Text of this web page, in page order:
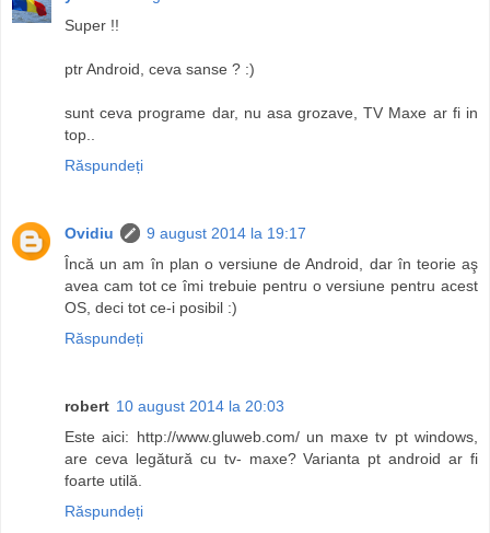
Super !!
ptr Android, ceva sanse ? :)
sunt ceva programe dar, nu asa grozave, TV Maxe ar fi in
top..
Răspundeți
Ovidiu
9 august 2014 la 19:17
Încă un am în plan o versiune de Android, dar în teorie aş
avea cam tot ce îmi trebuie pentru o versiune pentru acest
OS, deci tot ce-i posibil :)
Răspundeți
robert 10 august 2014 la 20:03
Este aici: http://www.gluweb.com/ un maxe tv pt windows,
are ceva legătură cu tv- maxe? Varianta pt android ar fi
foarte utilă.
Răspundeți